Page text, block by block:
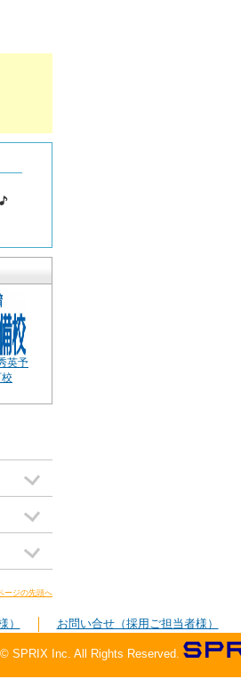
英予
ージの先頭へ
） お問い合せ（採用ご担当者様）
SPRIX Inc. All Rights Reserved.